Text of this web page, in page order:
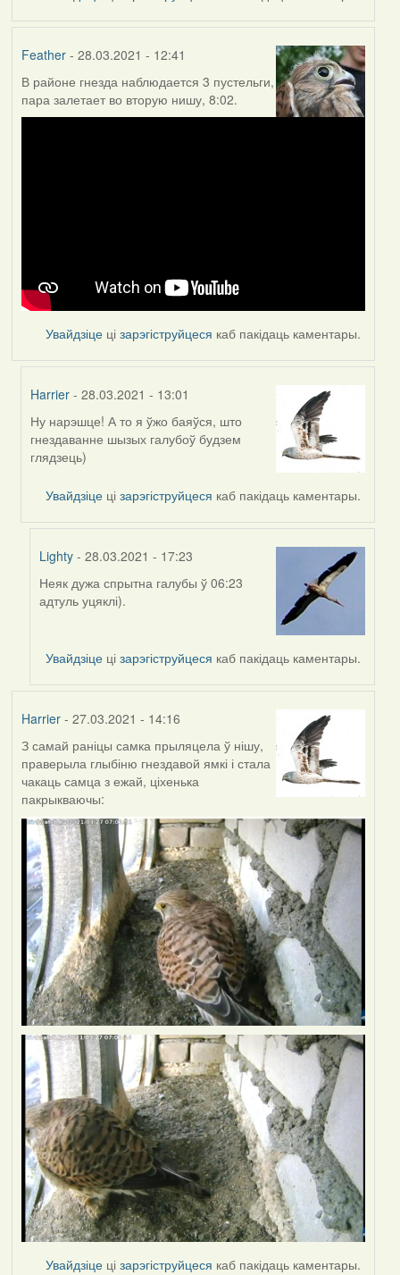
Feather- 28.03.2021 - 12:41
В районе гнезда наблюдается 3 пустельги,
пара залетает во вторую нишу, 8:02.
Увайдзіце цізарэгіструйцеся каб пакідаць каментары.
Harrier - 28.03.2021 - 13:01
In
reply
to
Feather
Ну нарэшце! А то я ўжо баяўся, што
гнездаванне шызых галубоў будзем
глядзець)
Увайдзіце цізарэгіструйцеся каб пакідаць каментары.
Lighty - 28.03.2021 - 17:23
In
reply
Harrier
Неяк дужа спрытна галубы ў 06:23
адтуль уцяклі).
Увайдзіце цізарэгіструйцеся каб пакідаць каментары.
Harrier- 27.03.2021 - 14:16
З самай раніцы самка прыляцела ў нішу,
праверыла глыбіню гнездавой ямкі і стала
чакаць самца з ежай, ціхенька
пакрыкваючы:
Увайдзіце цізарэгіструйцеся каб пакідаць каментары.